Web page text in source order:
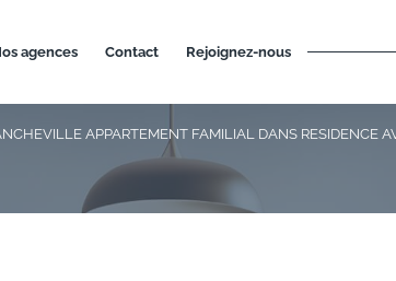
nos agences contact rejoignez-nous
APPARTEMENT FAMILIAL DANS RESIDENCE